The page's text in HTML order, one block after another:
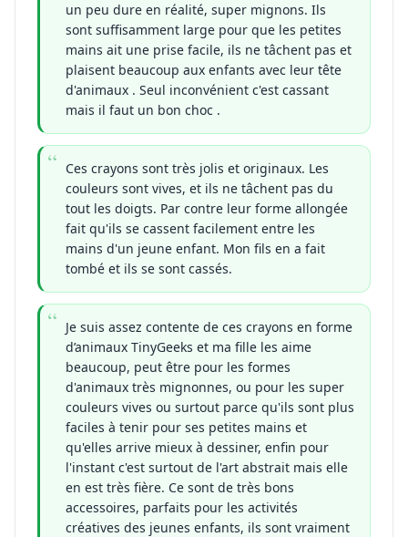
un peu dure en réalité, super mignons. Ils
sont suffisamment large pour que les petites
mains ait une prise facile, ils ne tâchent pas et
plaisent beaucoup aux enfants avec leur tête
d'animaux . Seul inconvénient c'est cassant
mais il faut un bon choc .
Ces crayons sont très jolis et originaux. Les
couleurs sont vives, et ils ne tâchent pas du
tout les doigts. Par contre leur forme allongée
fait qu'ils se cassent facilement entre les
mains d'un jeune enfant. Mon fils en a fait
tombé et ils se sont cassés.
Je suis assez contente de ces crayons en forme
d’animaux TinyGeeks et ma fille les aime
beaucoup, peut être pour les formes
d'animaux très mignonnes, ou pour les super
couleurs vives ou surtout parce qu'ils sont plus
faciles à tenir pour ses petites mains et
qu'elles arrive mieux à dessiner, enfin pour
l'instant c'est surtout de l'art abstrait mais elle
en est très fière. Ce sont de très bons
accessoires, parfaits pour les activités
créatives des jeunes enfants, ils sont vraiment